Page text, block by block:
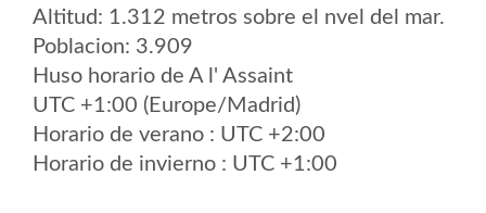
Altitud: 1.312 metros sobre el nvel del mar.
Poblacion: 3.909
Huso horario de A l' Assaint
UTC +1:00 (Europe/Madrid)
Horario de verano : UTC +2:00
Horario de invierno : UTC +1:00